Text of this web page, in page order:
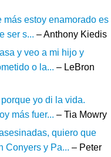
estoy enamorado es
ser s... – Anthony Kiedis
y veo a mi hijo y
o la... – LeBron
yo di la vida.
más fuer... – Tia Mowry
quiero que
Conyers y Pa... – Peter